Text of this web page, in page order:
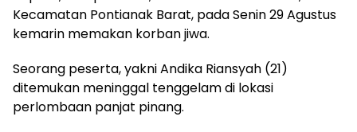
Kecamatan Pontianak Barat, pada Senin 29 Agustus
kemarin memakan korban jiwa.
Seorang peserta, yakni Andika Riansyah (21)
ditemukan meninggal tenggelam di lokasi
perlombaan panjat pinang.